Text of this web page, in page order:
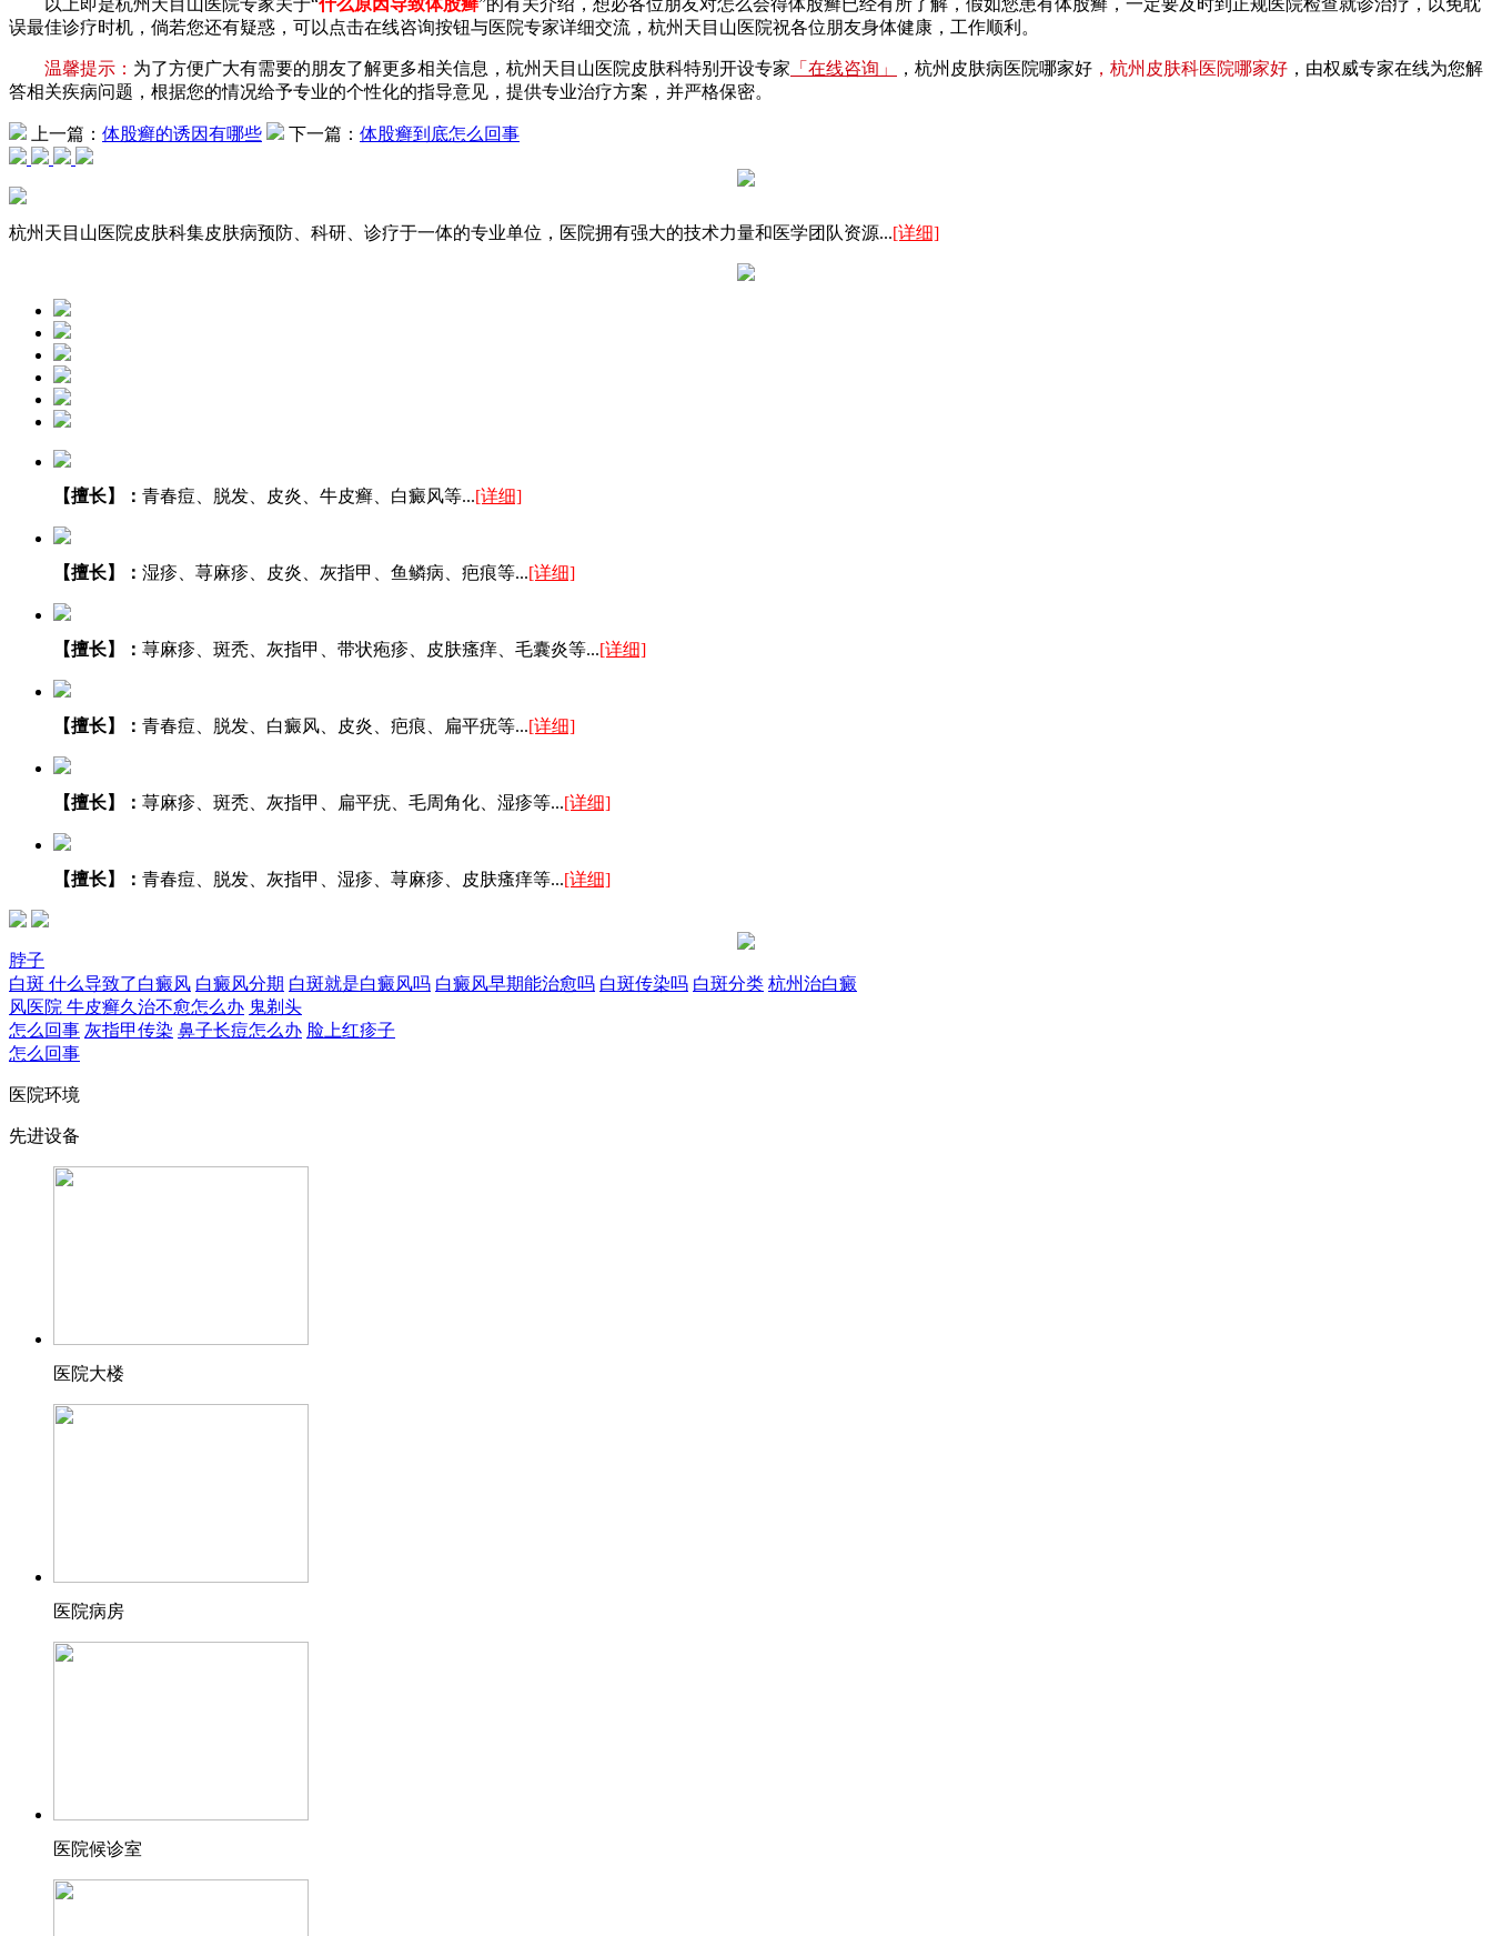
误最佳诊疗时机，倘若您还有疑惑，可以点击在线咨询按钮与医院专家详细交流，杭州天目山医院祝各位朋友身体健康，工作顺利。
温馨提示： 为了方便广大有需要的朋友了解更多相关信息，杭州天目山医院皮肤科特别开设专家 「在线咨询」 ，杭州皮肤病医院哪家好 ，杭州皮肤科医院哪家好 ，由权威专家在线为您解
答相关疾病问题，根据您的情况给予专业的个性化的指导意见，提供专业治疗方案，并严格保密。
上一篇： 体股癣的诱因有哪些 下一篇： 体股癣到底怎么回事
杭州天目山医院皮肤科集皮肤病预防、科研、诊疗于一体的专业单位，医院拥有强大的技术力量和医学团队资源...[详细]
【擅长】： 青春痘、脱发、皮炎、牛皮癣、白癜风等...[详细]
【擅长】： 湿疹、荨麻疹、皮炎、灰指甲、鱼鳞病、疤痕等...[详细]
【擅长】： 荨麻疹、斑秃、灰指甲、带状疱疹、皮肤瘙痒、毛囊炎等...[详细]
【擅长】： 青春痘、脱发、白癜风、皮炎、疤痕、扁平疣等...[详细]
【擅长】： 荨麻疹、斑秃、灰指甲、扁平疣、毛周角化、湿疹等...[详细]
【擅长】： 青春痘、脱发、灰指甲、湿疹、荨麻疹、皮肤瘙痒等...[详细]
脖子
白斑 什么导致了白癜风 白癜风分期 白斑就是白癜风吗 白癜风早期能治愈吗 白斑传染吗 白斑分类 杭州治白癜
风医院 牛皮癣久治不愈怎么办 鬼剃头
怎么回事 灰指甲传染 鼻子长痘怎么办 脸上红疹子
怎么回事
医院环境
先进设备
医院大楼
医院病房
医院候诊室